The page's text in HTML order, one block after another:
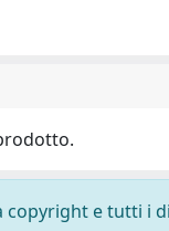
e tutti i